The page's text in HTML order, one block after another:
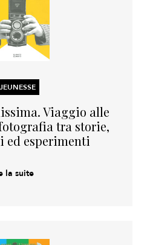
JEUNESSE
Viaggio alle
tra storie,
ed esperimenti
la suite